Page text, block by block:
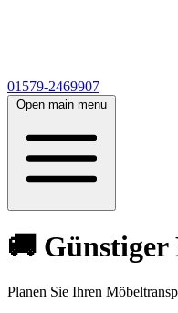
01579-2469907
Open main menu
🚚 Günstiger
Planen Sie Ihren